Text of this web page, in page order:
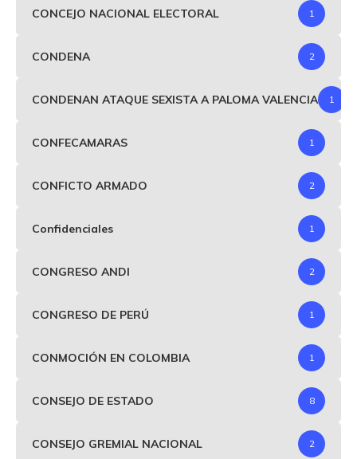
CONCEJO NACIONAL ELECTORAL 1
CONDENA 2
CONDENAN ATAQUE SEXISTA A PALOMA VALENCIA 1
CONFECAMARAS 1
CONFICTO ARMADO 2
Confidenciales 1
CONGRESO ANDI 2
CONGRESO DE PERÚ 1
CONMOCIÓN EN COLOMBIA 1
CONSEJO DE ESTADO 8
CONSEJO GREMIAL NACIONAL 2